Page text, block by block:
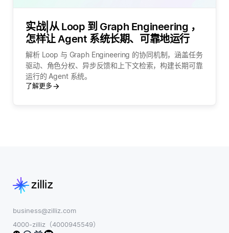
实战|从 Loop 到 Graph Engineering ，
怎样让 Agent 系统长期、可靠地运行
解析 Loop 与 Graph Engineering 的协同机制，涵盖任务
驱动、角色分权、异步反馈和上下文检索，构建长期可靠
运行的 Agent 系统。
了解更多
business@zilliz.com
4000-zilliz（4000945549）